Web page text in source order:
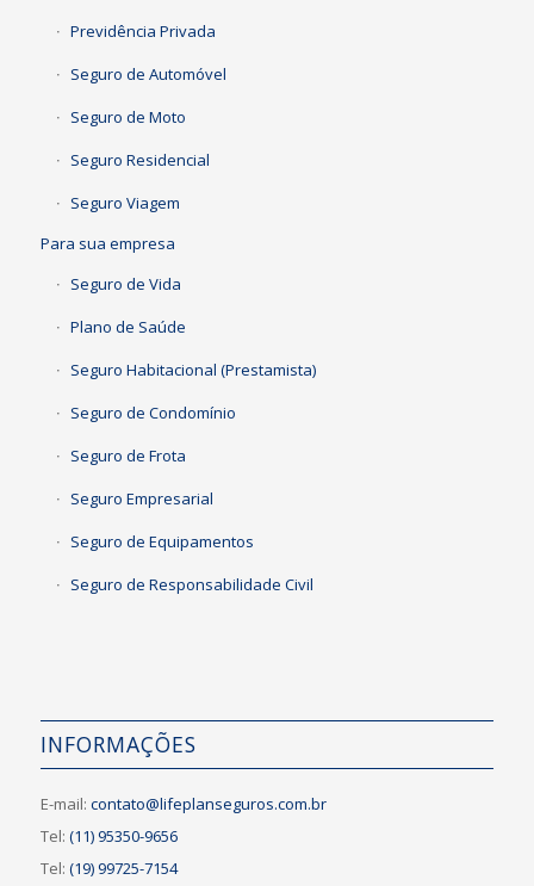
Previdência Privada
Seguro de Automóvel
Seguro de Moto
Seguro Residencial
Seguro Viagem
Para sua empresa
Seguro de Vida
Plano de Saúde
Seguro Habitacional (Prestamista)
Seguro de Condomínio
Seguro de Frota
Seguro Empresarial
Seguro de Equipamentos
Seguro de Responsabilidade Civil
INFORMAÇÕES
E-mail: contato@lifeplanseguros.com.br
Tel: (11) 95350-9656
Tel: (19) 99725-7154